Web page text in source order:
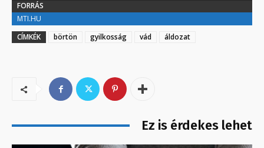
FORRÁS
MTI.HU
CÍMKÉK
börtön gyilkosság vád áldozat
Ez is érdekes lehet